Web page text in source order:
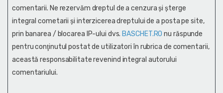
comentarii. Ne rezervăm dreptul de a cenzura și şterge
integral cometarii și interzicerea dreptului de a posta pe site,
prin banarea / blocarea IP-ului dvs. BASCHET.RO nu răspunde
pentru conţinutul postat de utilizatori în rubrica de comentarii,
această responsabilitate revenind integral autorului
comentariului.